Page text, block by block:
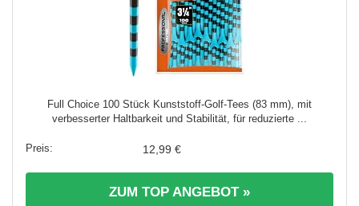
Full Choice 100 Stück Kunststoff-Golf-Tees (83 mm), mit
verbesserter Haltbarkeit und Stabilität, für reduzierte ...
12,99 €
ZUM TOP ANGEBOT »